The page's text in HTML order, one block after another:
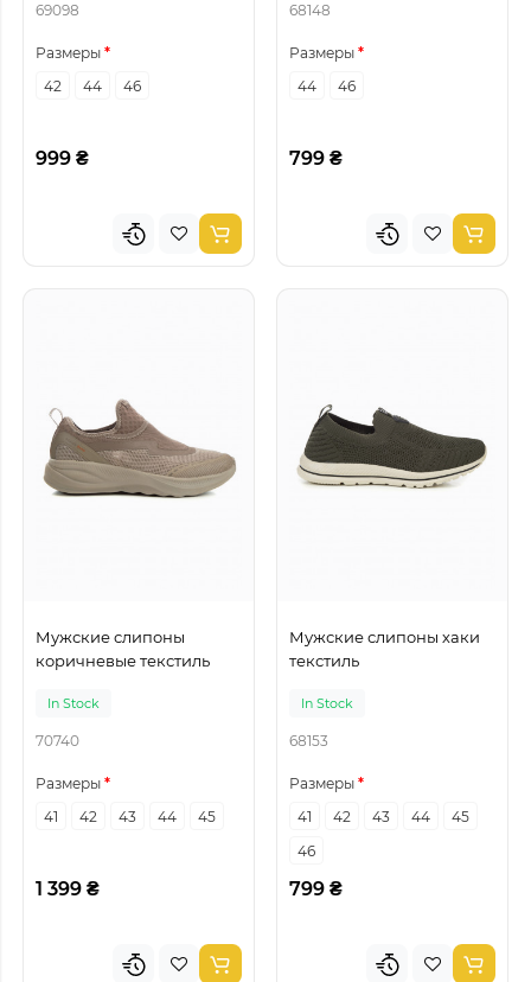
69098
Размеры
42
44 46
999 ₴
68148
Размеры
44
46
799 ₴
Мужские слипоны
коричневые текстиль
In Stock
70740
Размеры
41
42 43 44 45
1 399 ₴
Мужские слипоны хаки
текстиль
In Stock
68153
Размеры
41
42 43 44
45
46
799 ₴